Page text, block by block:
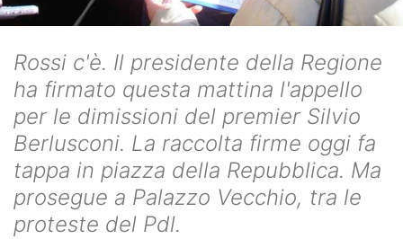
Rossi c'è. Il presidente della Regione
ha firmato questa mattina l'appello
per le dimissioni del premier Silvio
Berlusconi. La raccolta firme oggi fa
tappa in piazza della Repubblica. Ma
prosegue a Palazzo Vecchio, tra le
proteste del Pdl.